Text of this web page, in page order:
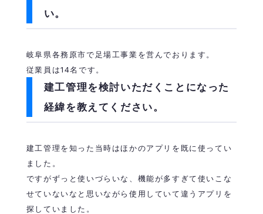
い。
岐阜県各務原市で足場工事業を営んでおります。
従業員は14名です。
建工管理を検討いただくことになった
経緯を教えてください。
建工管理を知った当時はほかのアプリを既に使ってい
ました。
ですがずっと使いづらいな、機能が多すぎて使いこな
せていないなと思いながら使用していて違うアプリを
探していました。